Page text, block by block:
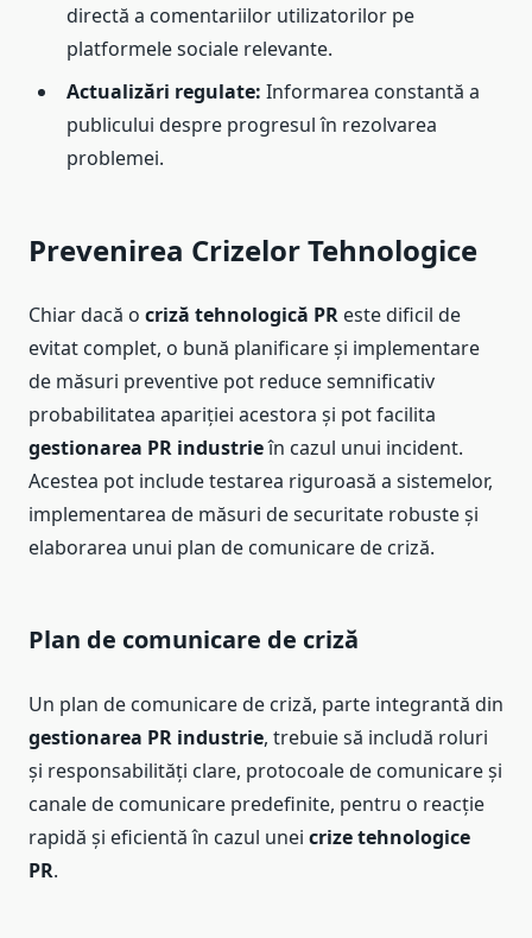
directă a comentariilor utilizatorilor pe
platformele sociale relevante.
Actualizări regulate: Informarea constantă a
publicului despre progresul în rezolvarea
problemei.
Prevenirea Crizelor Tehnologice
Chiar dacă o criză tehnologică PR este dificil de
evitat complet, o bună planificare și implementare
de măsuri preventive pot reduce semnificativ
probabilitatea apariției acestora și pot facilita
gestionarea PR industrieîn cazul unui incident.
Acestea pot include testarea riguroasă a sistemelor,
implementarea de măsuri de securitate robuste și
elaborarea unui plan de comunicare de criză.
Plan de comunicare de criză
Un plan de comunicare de criză, parte integrantă din
gestionarea PR industrie, trebuie să includă roluri
și responsabilități clare, protocoale de comunicare și
canale de comunicare predefinite, pentru o reacție
rapidă și eficientă în cazul unei crize tehnologice
PR.